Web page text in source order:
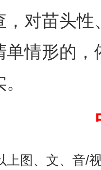
，对苗头
单情形的
上图、文、音/